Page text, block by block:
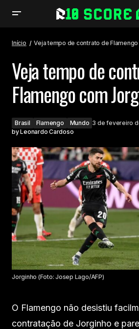
Início Veja tempo de contrato de
Veja tempo de
Flamengo com
Brasil Flamengo Mundo 3 de fevereiro
byLeonardo Cardoso
Jorginho (Foto: Josep Lago/AFP)
O Flamengo não desistiu
contratação de Jorginho e